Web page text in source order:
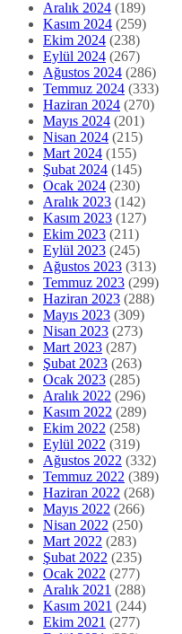
Aralık 2024 (189)
Kasım 2024 (259)
Ekim 2024 (238)
Eylül 2024 (267)
Ağustos 2024 (286)
Temmuz 2024 (333)
Haziran 2024 (270)
Mayıs 2024 (201)
Nisan 2024 (215)
Mart 2024 (155)
Şubat 2024 (145)
Ocak 2024 (230)
Aralık 2023 (142)
Kasım 2023 (127)
Ekim 2023 (211)
Eylül 2023 (245)
Ağustos 2023 (313)
Temmuz 2023 (299)
Haziran 2023 (288)
Mayıs 2023 (309)
Nisan 2023 (273)
Mart 2023 (287)
Şubat 2023 (263)
Ocak 2023 (285)
Aralık 2022 (296)
Kasım 2022 (289)
Ekim 2022 (258)
Eylül 2022 (319)
Ağustos 2022 (332)
Temmuz 2022 (389)
Haziran 2022 (268)
Mayıs 2022 (266)
Nisan 2022 (250)
Mart 2022 (283)
Şubat 2022 (235)
Ocak 2022 (277)
Aralık 2021 (288)
Kasım 2021 (244)
Ekim 2021 (277)